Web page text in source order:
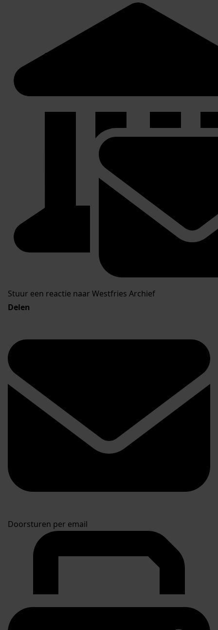
Stuur een reactie naar Westfries Archief
Delen
Doorsturen per email